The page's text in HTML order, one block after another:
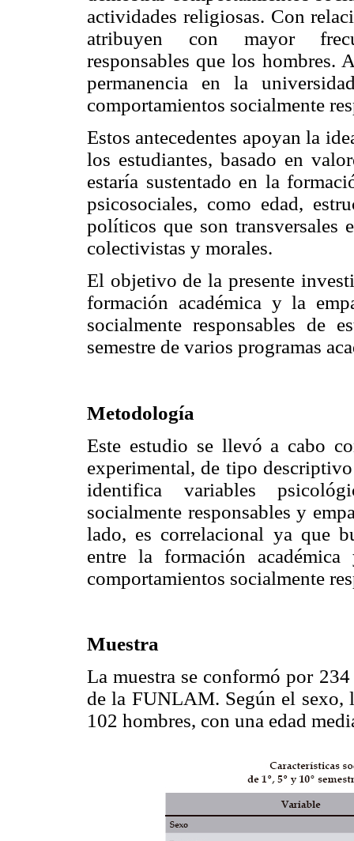
actividades religiosas. Con
atribuyen con mayor
responsables que los hombres.
permanencia en la
comportamientos socialmente
Estos antecedentes apoyan la
los estudiantes, basado en
estaría sustentado en la
psicosociales, como edad,
políticos que son transversales
colectivistas y morales.
El objetivo de la presente
formación académica y la
socialmente responsables de
semestre de varios programas
Metodología
Este estudio se llevó a cabo
experimental, de tipo
identifica variables
socialmente responsables y
lado, es correlacional ya que
entre la formación
comportamientos socialmente
Muestra
La muestra se conformó por
de la FUNLAM. Según el sexo,
102 hombres, con una edad